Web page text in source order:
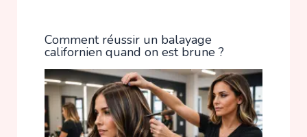
Comment réussir un balayage
californien quand on est brune ?